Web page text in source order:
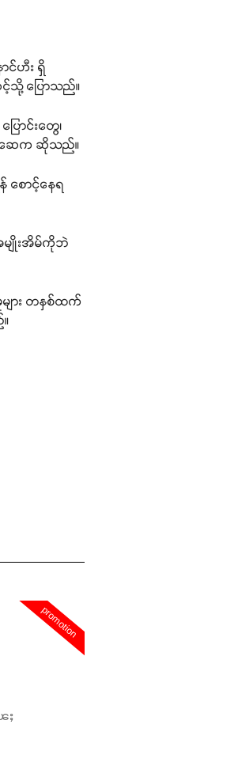
င်ဟီး ရှိ
သို့ ပြောသည်။
ောင်းတွေ၊
ဆေက ဆိုသည်။
စောင့်နေရ
မျိုးအိမ်ကိုဘဲ
ျား တနှစ်ထက်
promotion
ႈ